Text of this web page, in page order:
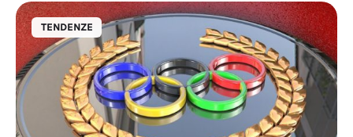
TENDENZE